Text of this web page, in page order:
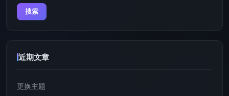
近期文章
更换主题